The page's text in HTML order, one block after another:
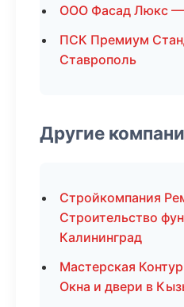
ООО Фасад Люкс —
ПСК Премиум
Ставрополь
Другие
Стройкомпания
Строительство
Калининград
Мастерская
Окна и двери в